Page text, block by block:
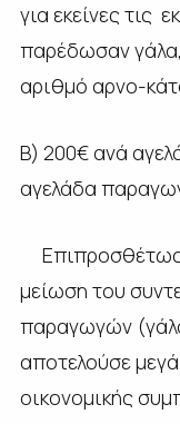
για εκείνες τις
παρέδωσαν
αριθµό αρνο-
Β) 200€ ανά
αγελάδα
Επιπροσθέτως
µείωση του
παραγωγών
αποτελούσε
οικονοµικής